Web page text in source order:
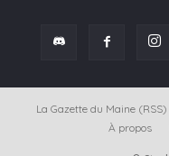
La Gazette du Maine (RSS)
À propos